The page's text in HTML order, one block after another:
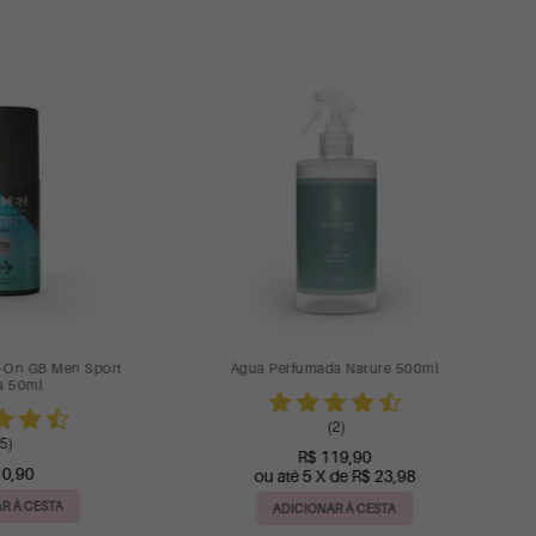
Aerosol 72h Blue 150ml
ADICIONAR À CESTA
Condicionador Giovanna Baby
R$ 28,90